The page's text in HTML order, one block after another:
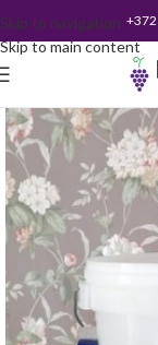
Skip to navigation
Skip to main content